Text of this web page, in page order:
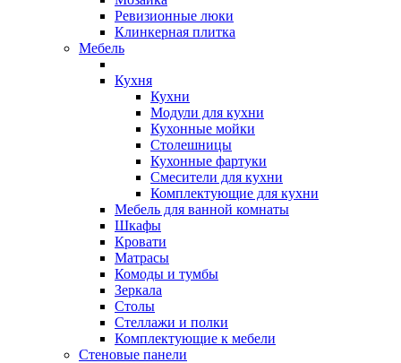
Ревизионные люки
Клинкерная плитка
Мебель
Кухня
Кухни
Модули для кухни
Кухонные мойки
Столешницы
Кухонные фартуки
Смесители для кухни
Комплектующие для кухни
Мебель для ванной комнаты
Шкафы
Кровати
Матрасы
Комоды и тумбы
Зеркала
Столы
Стеллажи и полки
Комплектующие к мебели
Стеновые панели